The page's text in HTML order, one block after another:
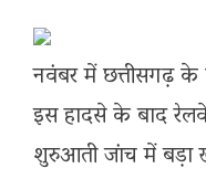
नवंबर में छत्तीसगढ़ के
इस हादसे के बाद
शुरुआती जांच में बड़ा